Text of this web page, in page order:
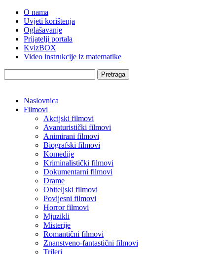
O nama
Uvjeti korištenja
Oglašavanje
Prijatelji portala
KvizBOX
Video instrukcije iz matematike
Pretraga
Naslovnica
Filmovi
Akcijski filmovi
Avanturistički filmovi
Animirani filmovi
Biografski filmovi
Komedije
Kriminalistički filmovi
Dokumentarni filmovi
Drame
Obiteljski filmovi
Povijesni filmovi
Horror filmovi
Mjuzikli
Misterije
Romantični filmovi
Znanstveno-fantastični filmovi
Trileri